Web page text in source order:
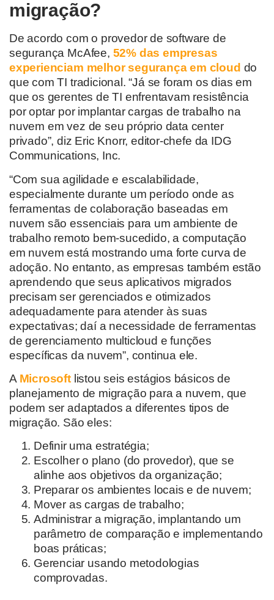
migração?
De acordo com o provedor de software de
segurança McAfee, 52% das empresas
experienciam melhor segurança em cloud do
que com TI tradicional. “Já se foram os dias em
que os gerentes de TI enfrentavam resistência
por optar por implantar cargas de trabalho na
nuvem em vez de seu próprio data center
privado”, diz Eric Knorr, editor-chefe da IDG
Communications, Inc.
“Com sua agilidade e escalabilidade,
especialmente durante um período onde as
ferramentas de colaboração baseadas em
nuvem são essenciais para um ambiente de
trabalho remoto bem-sucedido, a computação
em nuvem está mostrando uma forte curva de
adoção. No entanto, as empresas também estão
aprendendo que seus aplicativos migrados
precisam ser gerenciados e otimizados
adequadamente para atender às suas
expectativas; daí a necessidade de ferramentas
de gerenciamento multicloud e funções
específicas da nuvem”, continua ele.
A Microsoftlistou seis estágios básicos de
planejamento de migração para a nuvem, que
podem ser adaptados a diferentes tipos de
migração. São eles:
Definir uma estratégia;
Escolher o plano (do provedor), que se
alinhe aos objetivos da organização;
Preparar os ambientes locais e de nuvem;
Mover as cargas de trabalho;
Administrar a migração, implantando um
parâmetro de comparação e implementando
boas práticas;
Gerenciar usando metodologias
comprovadas.